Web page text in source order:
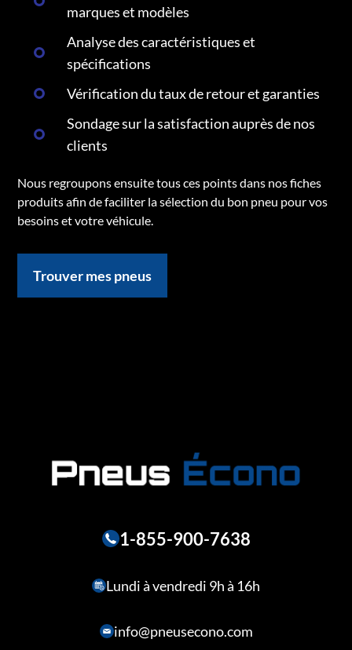
marques et modèles
Analyse des caractéristiques et
spécifications
Vérification du taux de retour et garanties
Sondage sur la satisfaction auprès de nos
clients
Nous regroupons ensuite tous ces points dans nos fiches
produits afin de faciliter la sélection du bon pneu pour vos
besoins et votre véhicule.
Trouver mes pneus
1-855-900-7638
Lundi à vendredi 9h à 16h
info@pneusecono.com